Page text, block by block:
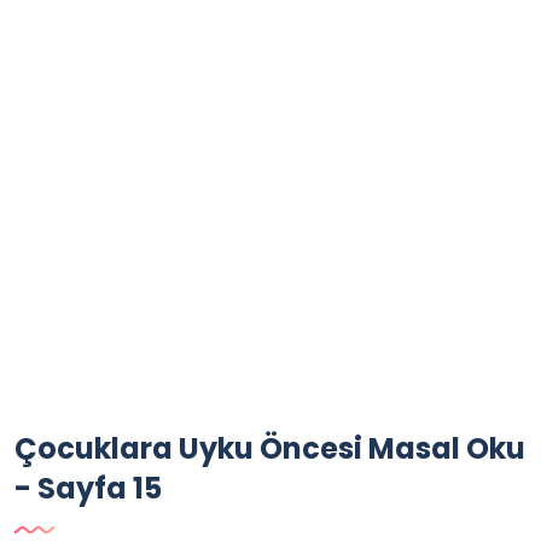
Çocuklara Uyku Öncesi Masal Oku
- Sayfa 15